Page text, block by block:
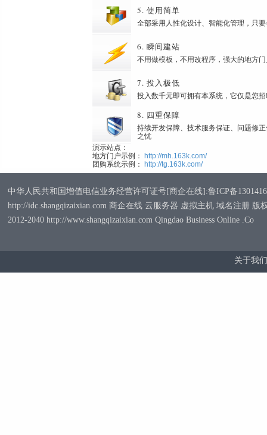
5. 使用简单
全部采用人性化设计、智能化管理，只
6. 瞬间建站
不用做模板，不用改程序，强大的地方
7. 投入极低
投入数千元即可拥有本系统，它仅是您
8. 四重保障
持续开发保障、技术服务保证、问题修
之忧
演示站点：
地方门户示例：
http://mh.163k.com/
团购系统示例：
http://tg.163k.com/
中华人民共和国增值电信业务经营许可证号[商企在线]:鲁ICP备
http://idc.shangqizaixian.com 商企在线 云服务器 虚拟主机 域名注册 版
2012-2040 http://www.shangqizaixian.com Qingdao Business Online .Co
关于我们